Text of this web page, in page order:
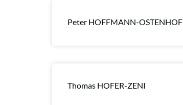
Peter HOFFMANN-OSTENHOF
Thomas HOFER-ZENI